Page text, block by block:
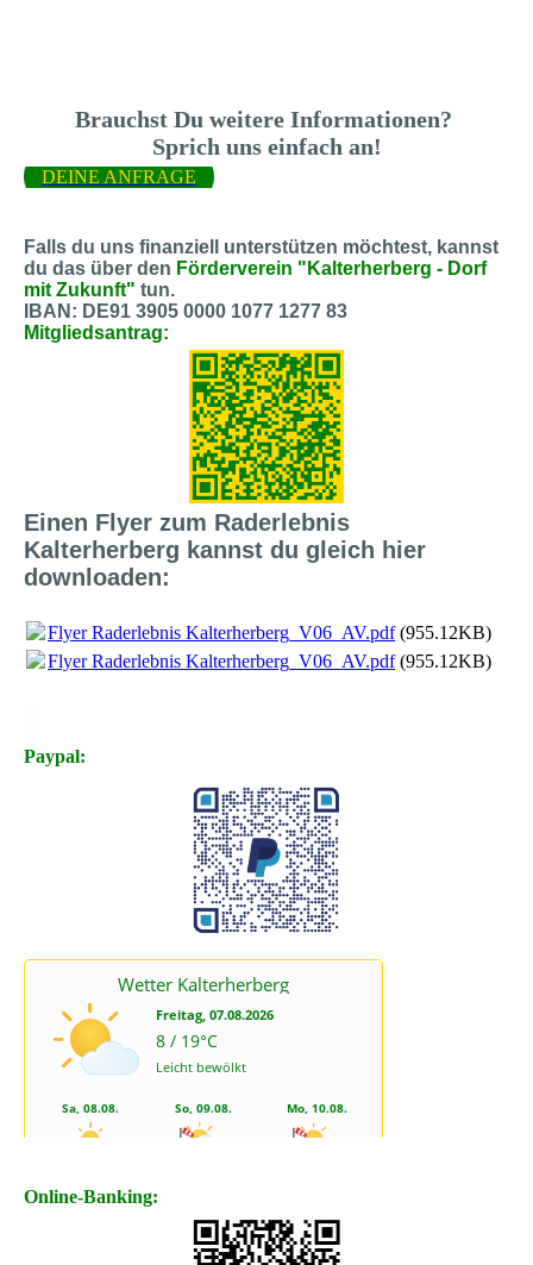
Brauchst Du weitere Informationen?
Sprich uns einfach an!
DEINE ANFRAGE
Falls du uns finanziell unterstützen möchtest, kannst
du das über den Förderverein "Kalterherberg - Dorf
mit Zukunft" tun.
IBAN: DE91 3905 0000 1077 1277 83
Mitgliedsantrag:
Einen Flyer zum Raderlebnis
Kalterherberg kannst du gleich hier
downloaden:
Flyer Raderlebnis Kalterherberg_V06_AV.pdf(955.12KB)
Flyer Raderlebnis Kalterherberg_V06_AV.pdf(955.12KB)
Paypal:
Online-Banking: